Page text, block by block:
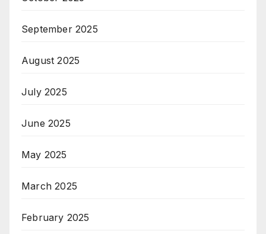
September 2025
August 2025
July 2025
June 2025
May 2025
March 2025
February 2025